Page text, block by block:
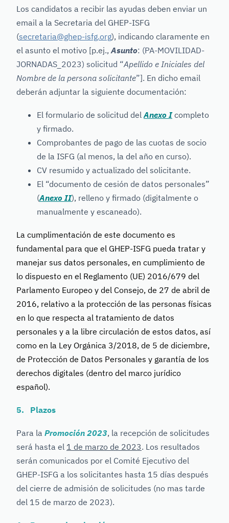
Los candidatos a recibir las ayudas deben enviar un
email a la Secretaria del GHEP-ISFG
(secretaria@ghep-isfg.org), indicando claramente en
el asunto el motivo [p.ej.,Asunto: (PA-MOVILIDAD-
JORNADAS_2023) solicitud “Apellido e Iniciales del
Nombre de la persona solicitante”]. En dicho email
deberán adjuntar la siguiente documentación:
El formulario de solicitud delAnexo Icompleto
y firmado.
Comprobantes de pago de las cuotas de socio
de la ISFG (al menos, la del año en curso).
CV resumido y actualizado del solicitante.
El “documento de cesión de datos personales”
(Anexo II), relleno y firmado (digitalmente o
manualmente y escaneado).
La cumplimentación de este documento es
fundamental para que el GHEP-ISFG pueda tratar y
manejar sus datos personales, en cumplimiento de
lo dispuesto en el Reglamento (UE) 2016/679 del
Parlamento Europeo y del Consejo, de 27 de abril de
2016, relativo a la protección de las personas físicas
en lo que respecta al tratamiento de datos
personales y a la libre circulación de estos datos, así
como en la Ley Orgánica 3/2018, de 5 de diciembre,
de Protección de Datos Personales y garantía de los
derechos digitales (dentro del marco jurídico
español).
5. Plazos
Para la Promoción 2023, la recepción de solicitudes
será hasta el 1 de marzo de 2023. Los resultados
serán comunicados por el Comité Ejecutivo del
GHEP-ISFG a los solicitantes hasta 15 días después
del cierre de admisión de solicitudes (no mas tarde
del 15 de marzo de 2023).